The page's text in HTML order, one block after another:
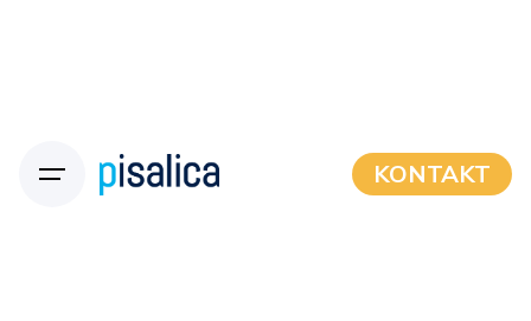
KONTAKT